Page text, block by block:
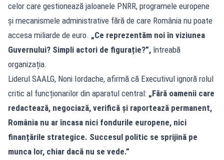
celor care gestionează jaloanele PNRR, programele europene
și mecanismele administrative fără de care România nu poate
accesa miliarde de euro. „Ce reprezentăm noi în viziunea
Guvernului? Simpli actori de figurație?”, întreabă
organizația.
Liderul SAALG, Noni Iordache, afirmă că Executivul ignoră rolul
critic al funcționarilor din aparatul central: „Fără oamenii care
redactează, negociază, verifică și raportează permanent,
România nu ar încasa nici fondurile europene, nici
finanțările strategice. Succesul politic se sprijină pe
munca lor, chiar dacă nu se vede.”